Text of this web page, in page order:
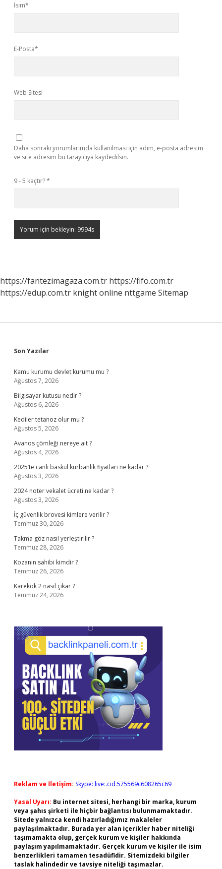
İsim*
E-Posta*
Web Sitesi
Daha sonraki yorumlarımda kullanılması için adım, e-posta adresim
ve site adresim bu tarayıcıya kaydedilsin.
9 - 5 kaçtır?*
https://fantezimagaza.com.tr https://fifo.com.tr
https://edup.com.tr knight online nttgame Sitemap
Sidebar
Son Yazılar
Kamu kurumu devlet kurumu mu ?
Ağustos 7, 2026
Bilgisayar kutusu nedir ?
Ağustos 6, 2026
Kediler tetanoz olur mu ?
Ağustos 5, 2026
Avanos çömleği nereye ait ?
Ağustos 4, 2026
2025’te canlı baskül kurbanlık fiyatları ne kadar ?
Ağustos 3, 2026
2024 noter vekalet ücreti ne kadar ?
Ağustos 3, 2026
İç güvenlik brovesi kimlere verilir ?
Temmuz 30, 2026
Takma göz nasıl yerleştirilir ?
Temmuz 28, 2026
Kozanın sahibi kimdir ?
Temmuz 26, 2026
Karekök 2 nasıl çıkar ?
Temmuz 24, 2026
Reklam ve İletişim: Skype: live:.cid.575569c608265c69
Yasal Uyarı: Bu internet sitesi, herhangi bir marka, kurum
veya şahıs şirketi ile hiçbir bağlantısı bulunmamaktadır.
Sitede yalnızca kendi hazırladığımız makaleler
paylaşılmaktadır. Burada yer alan içerikler haber niteliği
taşımamakta olup, gerçek kurum ve kişiler hakkında
paylaşım yapılmamaktadır. Gerçek kurum ve kişiler ile isim
benzerlikleri tamamen tesadüfidir. Sitemizdeki bilgiler
taslak halindedir ve tavsiye niteliği taşımazlar.